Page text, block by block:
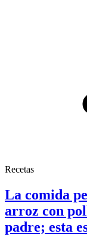
Recetas
La comida
arroz con
padre; esta